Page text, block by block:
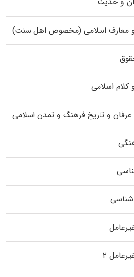
و معارف اسلامی (مخصوص اهل سنت)
اسلامی
عرفان و تاریخ فرهنگ و تمدن اسلامی
شناسی
۲